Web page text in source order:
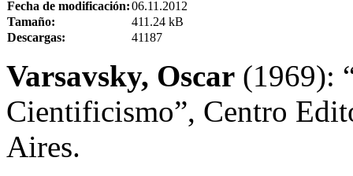
Fecha de modificación:06.11.2012
Tamaño:
411.24 kB
Descargas:
41187
Varsavsky, Oscar (1969):
Cientificismo”, Centro
Aires.